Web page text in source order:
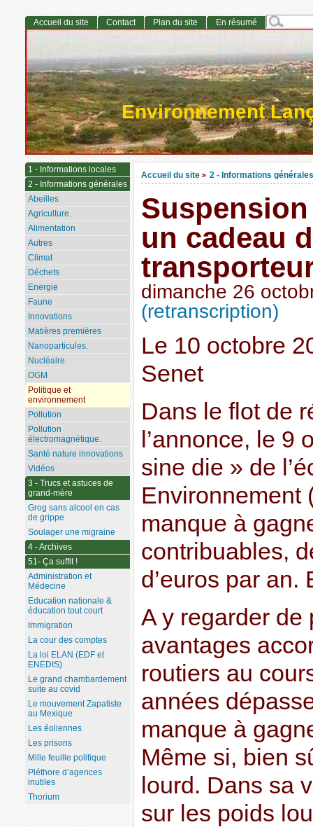
Environnement
Accueil du site > 2 - Informations générales
Suspension
un cadeau
dimanche 26
(retranscription)
Le 10 octobre
Senet
Dans le flot de
l’annonce, le 9
sine die » de
Environnement
manque à
contribuables,
d’euros par an.
A y regarder de
avantages
routiers au
années
manque à
Même si, bien
lourd. Dans sa
sur les poids
Accueil du site Contact Plan du site En résumé
1 - Informations locales
2 - Informations générales
Abeilles
Agriculture.
Alimentation
Autres
Climat
Déchets
Energie
Faune
Innovations
Matières premières
Nanoparticules.
Nucléaire
OGM
Politique et
environnement
Pollution
Pollution
électromagnétique.
Santé nature innovations
Vidéos
3 - Trucs et astuces de
grand-mère
Grog sans alcool en cas
de grippe
Soulager une migraine
4 - Archives
51- Ça suffit !
Administration et
Médecine
Education nationale &
éducation tout court
Immigration
La cour des comptes
La loi ELAN (EDF et
ENEDIS)
Le grand chambardement
suite au covid
Le mouvement Zapatiste
au Mexique
Les éoliennes
Les prisons
Mille feuille politique
Pléthore d’agences
inutiles
Thorium